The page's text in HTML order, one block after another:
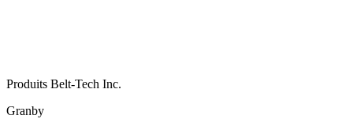
Produits Belt-Tech Inc.
Granby